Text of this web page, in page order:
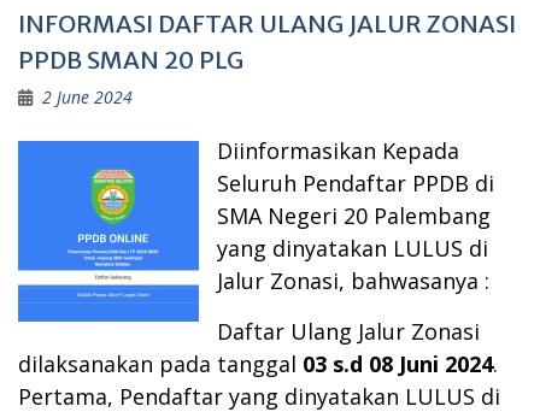
INFORMASI DAFTAR ULANG JALUR ZONASI
PPDB SMAN 20 PLG
2 June 2024
Diinformasikan Kepada
Seluruh Pendaftar PPDB di
SMA Negeri 20 Palembang
yang dinyatakan LULUS di
Jalur Zonasi, bahwasanya :
Daftar Ulang Jalur Zonasi
dilaksanakan pada tanggal 03 s.d 08 Juni 2024.
Pertama, Pendaftar yang dinyatakan LULUS di